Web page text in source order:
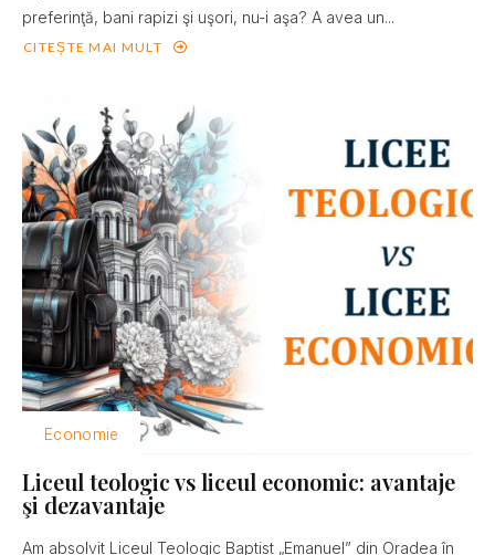
preferinţă, bani rapizi şi uşori, nu-i aşa? A avea un...
CITEȘTE MAI MULT
Economie
Liceul teologic vs liceul economic: avantaje
şi dezavantaje
Am absolvit Liceul Teologic Baptist „Emanuel” din Oradea în